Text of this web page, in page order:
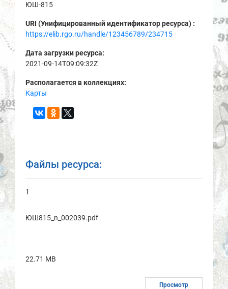
ЮШ-815
URI (Унифицированный идентификатор ресурса) :
https://elib.rgo.ru/handle/123456789/234715
Дата загрузки ресурса:
2021-09-14T09:09:32Z
Располагается в коллекциях:
Карты
Файлы ресурса:
1
ЮШ815_n_002039.pdf
22.71 MB
Просмотр